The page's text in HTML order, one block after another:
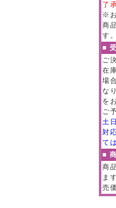
了
※
商
す。
■
ご
在
場
な
を
ご
土
対
て
■
商
ま
売